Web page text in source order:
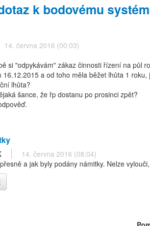
k bodovému
14. června 2016 (00:03)
si "odpykávám" zákaz činnosti řízení na půl
16.12.2015 a od toho měla běžet lhůta 1
lhůta?
šance, že řp dostanu po prosinci zpět?
14. června 2016 (08:04)
a jak byly podány námitky. Nelze